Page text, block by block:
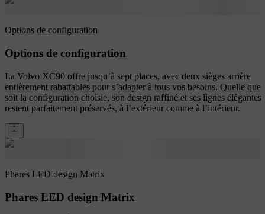
Options de configuration
Options de configuration
La Volvo XC90 offre jusqu’à sept places, avec deux sièges arrière
entièrement rabattables pour s’adapter à tous vos besoins. Quelle que
soit la configuration choisie, son design raffiné et ses lignes élégantes
restent parfaitement préservés, à l’extérieur comme à l’intérieur.
Phares LED design Matrix
Phares LED design Matrix